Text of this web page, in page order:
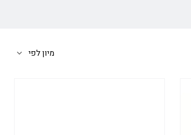
מיון לפי